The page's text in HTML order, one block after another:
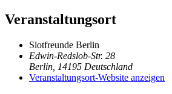
Veranstaltungsort
Slotfreunde Berlin
Edwin-Redslob-Str. 28
Berlin 14195 Deutschland
Veranstaltungsort-Website anzeigen